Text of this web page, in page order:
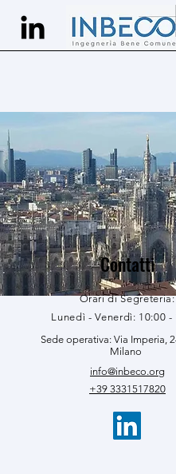
Contatti
Orari di Segreteria:
Lunedì - Venerdì: 10:00 -
Sede operativa: Via Imperia,
Milano
info@inbeco.org
+39 3331517820